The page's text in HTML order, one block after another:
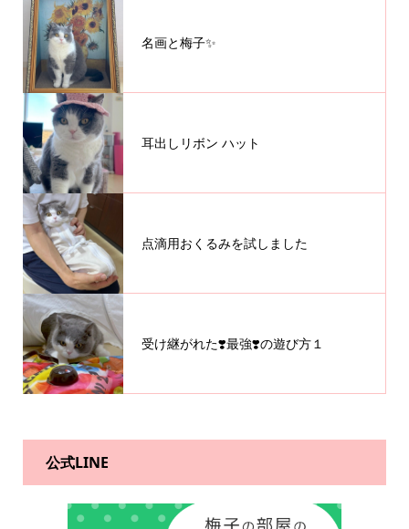
名画と梅子✨
耳出しリボン ハット
点滴用おくるみを試しました
受け継がれた❣️最強❣️の遊び方１
公式LINE